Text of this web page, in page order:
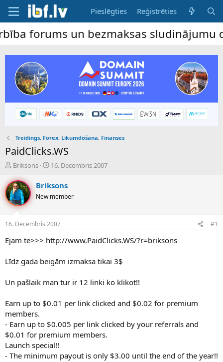
Pieslēgties Reģistrēties
un bezmaksas sludinājumu dēlis
Treidings, Forex, Likumdošana, Finanses
PaidClicks.WS
P
v
e
d
i
n
u
s
c
s
Briksons
S
k
m
a
t
u
s
16. Decembris 2007
Briksons
New member
16. Decembris 2007 #1
Ejam te>>> http://www.PaidClicks.WS/?r=briksons
Līdz gada beigām izmaksa tikai 3$
Un pašlaik man tur ir 12 linki ko klikot!!
Earn up to $0.01 per link clicked and $0.02 for premium
members.
- Earn up to $0.005 per link clicked by your referrals and
$0.01 for premium members.
Launch special!!
- The minimum payout is only $3.00 until the end of the year!!